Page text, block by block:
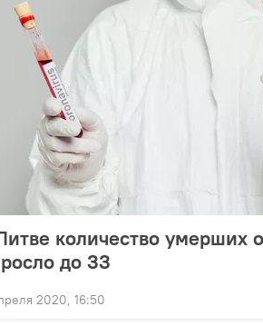
количество умерших
до 33
2020, 16:50